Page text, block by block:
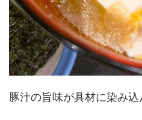
豚汁の旨味が具材に染み